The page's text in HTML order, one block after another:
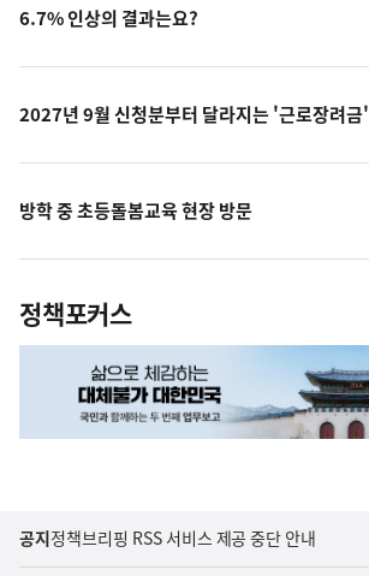
6.7% 인상의 결과는요?
2027년 9월 신청분부터 달라지는 '근로장려금'
방학 중 초등돌봄교육 현장 방문
정책포커스
공지정책브리핑 RSS 서비스 제공 중단 안내